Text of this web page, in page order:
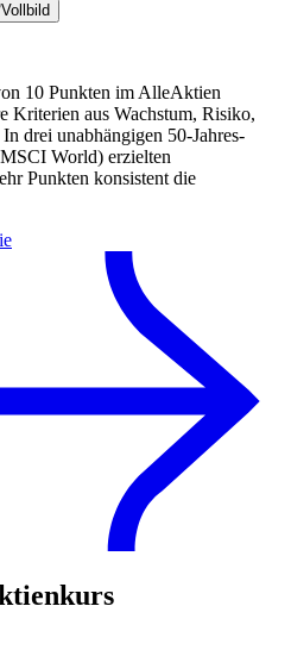
Vollbild
10 Punkten im AlleAktien
Kriterien aus Wachstum, Risiko,
drei unabhängigen 50-Jahres-
World) erzielten
Punkten konsistent die